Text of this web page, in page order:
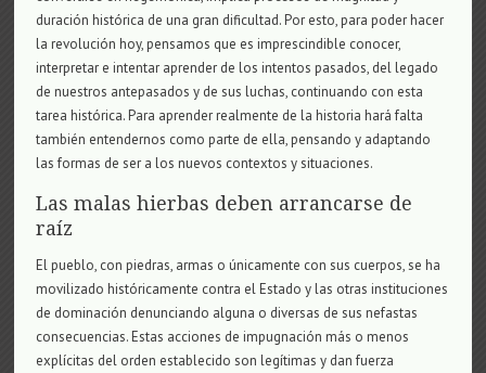
duración histórica de una gran dificultad. Por esto, para poder hacer
la revolución hoy, pensamos que es imprescindible conocer,
interpretar e intentar aprender de los intentos pasados, del legado
de nuestros antepasados y de sus luchas, continuando con esta
tarea histórica. Para aprender realmente de la historia hará falta
también entendernos como parte de ella, pensando y adaptando
las formas de ser a los nuevos contextos y situaciones.
Las malas hierbas deben arrancarse de
raíz
El pueblo, con piedras, armas o únicamente con sus cuerpos, se ha
movilizado históricamente contra el Estado y las otras instituciones
de dominación denunciando alguna o diversas de sus nefastas
consecuencias. Estas acciones de impugnación más o menos
explícitas del orden establecido son legítimas y dan fuerza